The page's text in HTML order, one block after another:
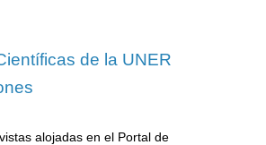
de la UNER
alojadas en el Portal de